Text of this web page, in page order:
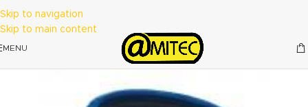
Skip to navigation
Skip to main content
MENU